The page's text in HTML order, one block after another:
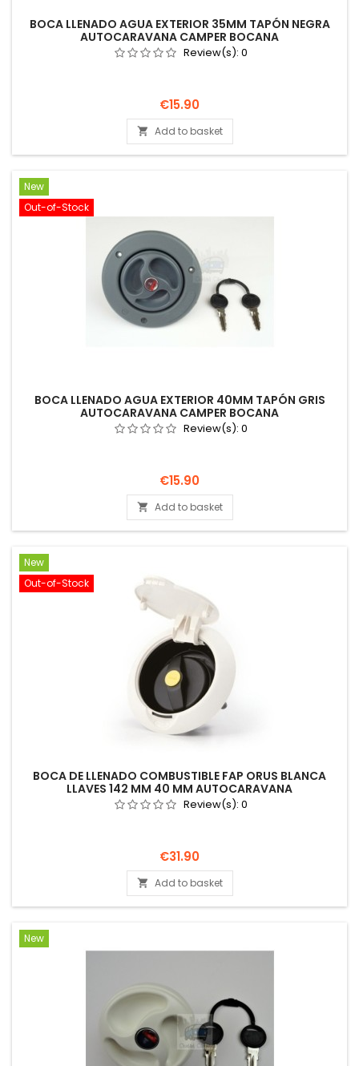
BOCA LLENADO AGUA EXTERIOR 35MM TAPÓN NEGRA
AUTOCARAVANA CAMPER BOCANA
Review(s): 0
Price
€15.90
 Add to basket
New
Out-of-Stock
BOCA LLENADO AGUA EXTERIOR 40MM TAPÓN GRIS
AUTOCARAVANA CAMPER BOCANA
Review(s): 0
Price
€15.90
 Add to basket
New
Out-of-Stock
BOCA DE LLENADO COMBUSTIBLE FAP ORUS BLANCA
LLAVES 142 MM 40 MM AUTOCARAVANA
Review(s): 0
Price
€31.90
 Add to basket
New